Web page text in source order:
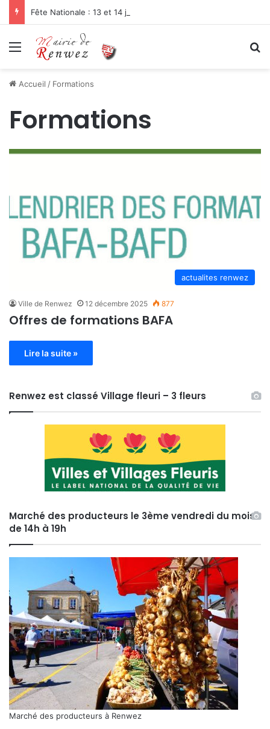
Fête Nationale : 13 et 14 juillet 2026
Menu
Accueil / Formations
Formations
actualites renwez
Ville de Renwez 12 décembre 2025 877
Offres de formations BAFA
Lire la suite »
Renwez est classé Village fleuri – 3 fleurs
Marché des producteurs le 3ème vendredi du mois
de 14h à 19h
Marché des producteurs à Renwez